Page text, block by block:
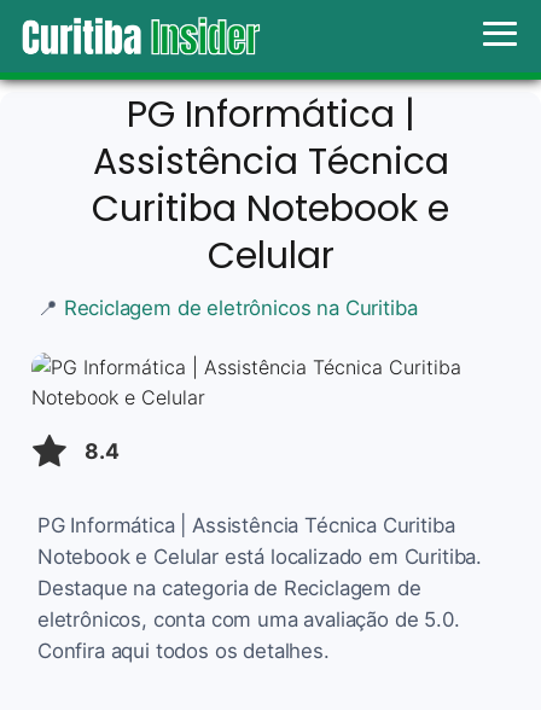
PG Informática |
Assistência Técnica
Curitiba Notebook e
Celular
📍 Reciclagem de eletrônicos na Curitiba
8.4
PG Informática | Assistência Técnica Curitiba
Notebook e Celular está localizado em Curitiba.
Destaque na categoria de Reciclagem de
eletrônicos, conta com uma avaliação de 5.0.
Confira aqui todos os detalhes.